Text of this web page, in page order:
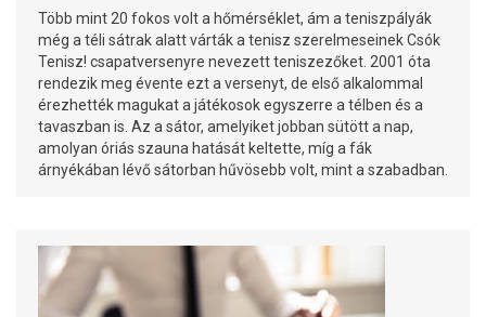
Több mint 20 fokos volt a hőmérséklet, ám a teniszpályák
még a téli sátrak alatt várták a tenisz szerelmeseinek Csók
Tenisz! csapatversenyre nevezett teniszezőket. 2001 óta
rendezik meg évente ezt a versenyt, de első alkalommal
érezhették magukat a játékosok egyszerre a télben és a
tavaszban is. Az a sátor, amelyiket jobban sütött a nap,
amolyan óriás szauna hatását keltette, míg a fák
árnyékában lévő sátorban hűvösebb volt, mint a szabadban.